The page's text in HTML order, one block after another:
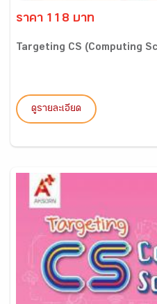
ราคา 118 บาท
Targeting CS (Computing
ดูรายละเอียด